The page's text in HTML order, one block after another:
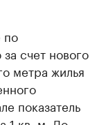
по
счет нового
метра жилья
показатель